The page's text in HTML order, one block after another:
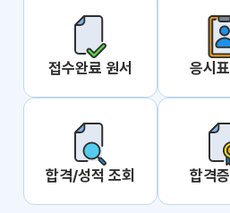
접수완료 원서 응시
합격/성적 조회 합격